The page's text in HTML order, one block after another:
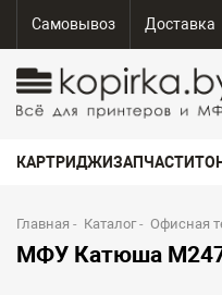
Самовывоз Доставка
КАРТРИДЖИЗАПЧАСТИ
Главная - Каталог - Офисная
МФУ Катюша